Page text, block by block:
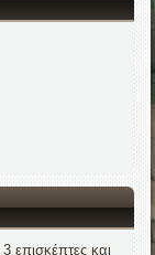
επισκέπτες και